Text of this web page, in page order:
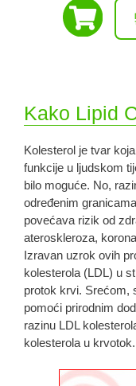
Kako Lipid
Kolesterol je tvar
funkcije u ljudskom
bilo moguće. No,
određenim
povećava rizik od
ateroskleroza,
Izravan uzrok ovih
kolesterola (LDL) u
protok krvi. Srećom,
pomoći prirodnim
razinu LDL
kolesterola u krvotok.